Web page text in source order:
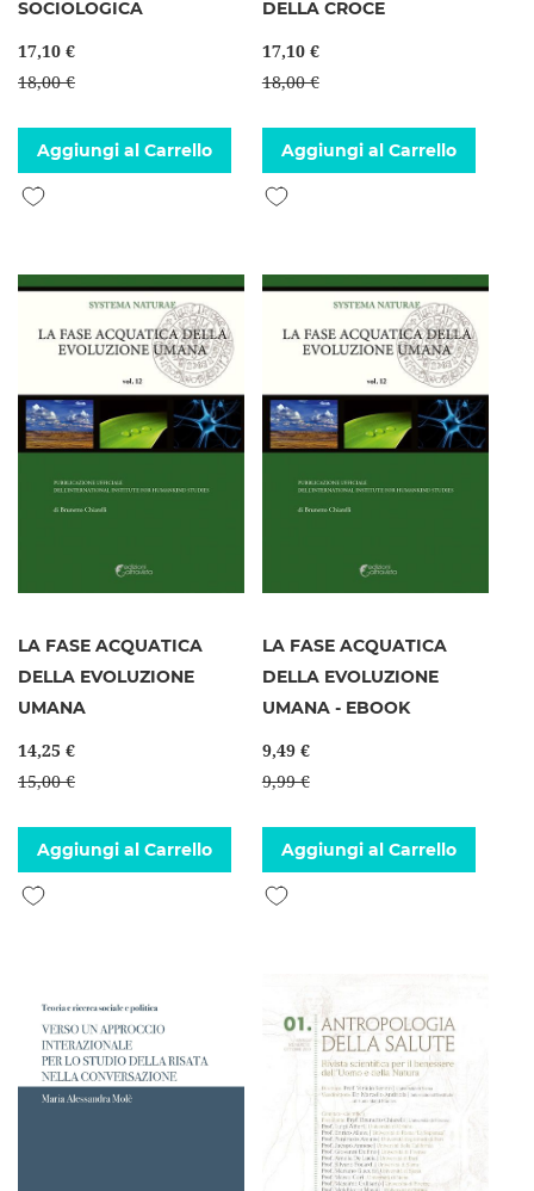
SOCIOLOGICA
17,10 €
18,00 €
Aggiungi al Carrello
Aggiungi alla lista desideri
DELLA CROCE
17,10 €
18,00 €
Aggiungi al Carrello
Aggiungi alla lista desideri
LA FASE ACQUATICA
DELLA EVOLUZIONE
UMANA
14,25 €
15,00 €
Aggiungi al Carrello
Aggiungi alla lista desideri
LA FASE ACQUATICA
DELLA EVOLUZIONE
UMANA - EBOOK
9,49 €
9,99 €
Aggiungi al Carrello
Aggiungi alla lista desideri